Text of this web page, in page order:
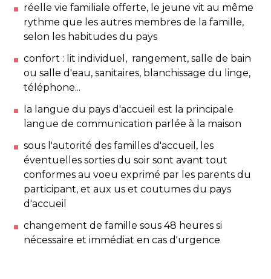
réelle vie familiale offerte, le jeune vit au même
rythme que les autres membres de la famille,
selon les habitudes du pays
confort : lit individuel, rangement, salle de bain
ou salle d'eau, sanitaires, blanchissage du linge,
téléphone...
la langue du pays d'accueil est la principale
langue de communication parlée à la maison
sous l'autorité des familles d'accueil, les
éventuelles sorties du soir sont avant tout
conformes au voeu exprimé par les parents du
participant, et aux us et coutumes du pays
d'accueil
changement de famille sous 48 heures si
nécessaire et immédiat en cas d'urgence